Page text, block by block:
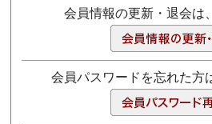
会員情報の更新・退会は、
会員パスワードを忘れた方